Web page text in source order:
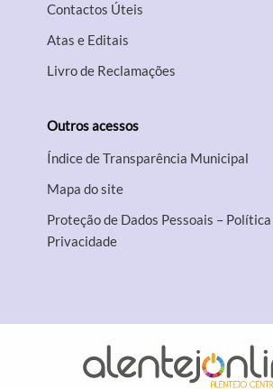
Contactos Úteis
Atas e Editais
Livro de Reclamações
Outros acessos
Índice de Transparência Municipal
Mapa do site
Proteção de Dados Pessoais –
Privacidade